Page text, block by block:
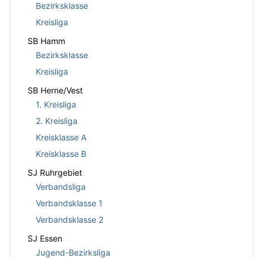
Bezirksklasse
Kreisliga
SB Hamm
Bezirksklasse
Kreisliga
SB Herne/Vest
1. Kreisliga
2. Kreisliga
Kreisklasse A
Kreisklasse B
SJ Ruhrgebiet
Verbandsliga
Verbandsklasse 1
Verbandsklasse 2
SJ Essen
Jugend-Bezirksliga